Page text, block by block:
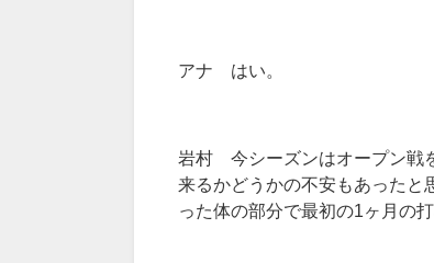
アナ はい。
岩村 今シーズンはオープン戦
来るかどうかの不安もあったと
った体の部分で最初の1 ヶ月の